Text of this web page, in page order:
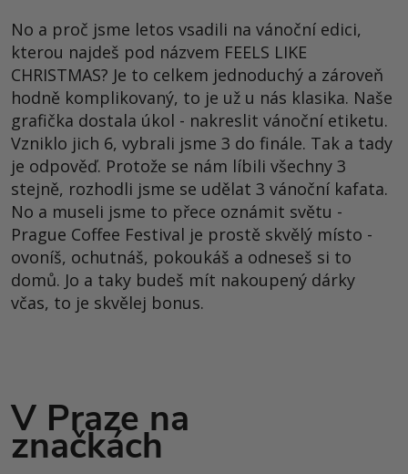
No a proč jsme letos vsadili na vánoční edici,
kterou najdeš pod názvem FEELS LIKE
CHRISTMAS? Je to celkem jednoduchý a zároveň
hodně komplikovaný, to je už u nás klasika. Naše
grafička dostala úkol - nakreslit vánoční etiketu.
Vzniklo jich 6, vybrali jsme 3 do finále. Tak a tady
je odpověď. Protože se nám líbili všechny 3
stejně, rozhodli jsme se udělat 3 vánoční kafata.
No a museli jsme to přece oznámit světu -
Prague Coffee Festival je prostě skvělý místo -
ovoníš, ochutnáš, pokoukáš a odneseš si to
domů. Jo a taky budeš mít nakoupený dárky
včas, to je skvělej bonus.
V Praze na
značkách